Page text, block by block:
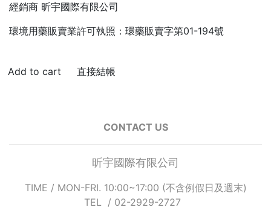
經銷商 昕宇國際有限公司
環境用藥販賣業許可執照：環藥販賣字第01-194號
直接結帳
CONTACT US
昕宇國際有限公司
TIME / MON-FRI. 10:00~17:00 (不含例假日及週末)
TEL / 02-2929-2727